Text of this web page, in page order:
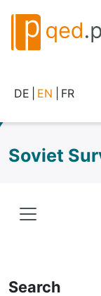
DE EN FR
Soviet
Search